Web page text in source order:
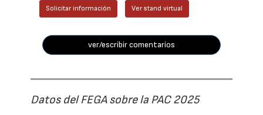
Solicitar información Ver stand virtual
ver/escribir comentarios
Datos del FEGA sobre la PAC 2025